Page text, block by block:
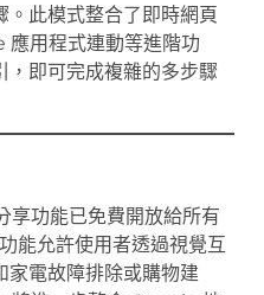
此模式整合了即時網頁
用程式連動等進階功
，即可完成複雜的多步驟
功能已免費開放給所有
能允許使用者透過視覺互
家電故障排除或購物建